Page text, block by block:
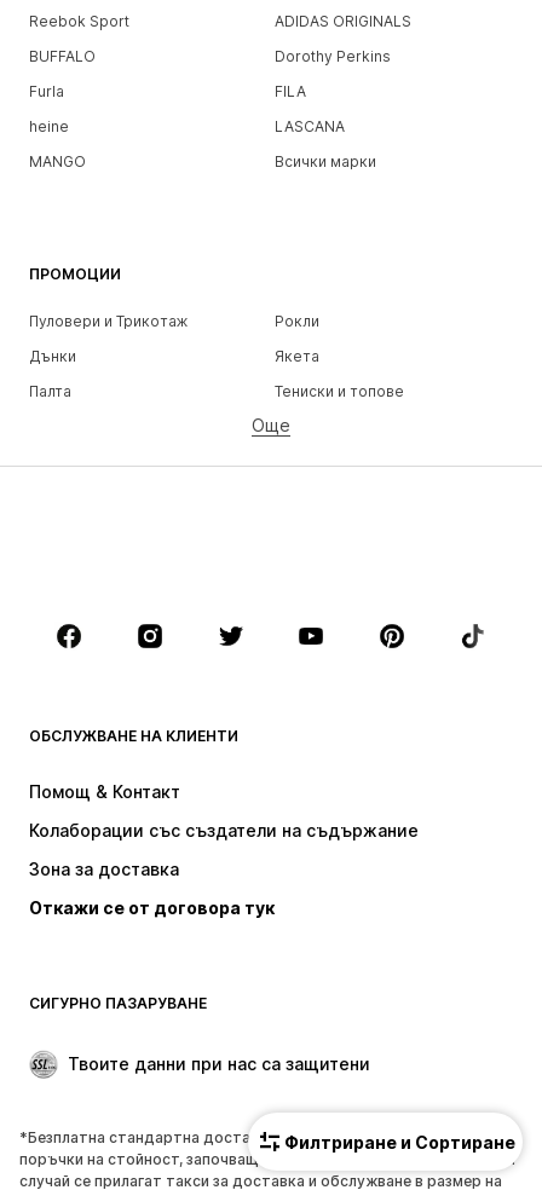
Филтриране и Сортиране
Reebok Sport
ADIDAS ORIGINALS
BUFFALO
Dorothy Perkins
Furla
FILA
heine
LASCANA
MANGO
Всички марки
ПРОМОЦИИ
Пуловери и Трикотаж
Рокли
Дънки
Якета
Палта
Тениски и топове
Бельо
Поли
Блузи и туники
Аксесоари
Premium
НОВО
Пуловери и Трикотаж
Бельо
Палта
Поли
Специални Поводи
ОБУВКИ
Още
ОБСЛУЖВАНЕ НА КЛИЕНТИ
Помощ & Контакт
Колаборации със създатели на съдържание
Зона за доставка
Откажи се от договора тук
СИГУРНО ПАЗАРУВАНЕ
Твоите данни при нас са защитени
*Безплатна стандартна доставка до пунктове за получаване на
поръчки на стойност, започваща от 17,90 € (35,01 лв.). В противен
случай се прилагат такси за доставка и обслужване в размер на